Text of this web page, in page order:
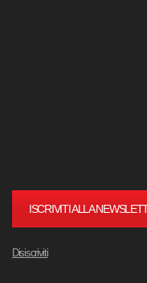
ISCRIVITI ALLA
Disiscriviti